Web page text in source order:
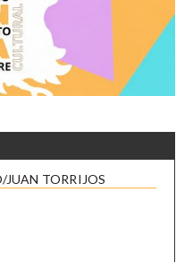
JUAN TORRIJOS